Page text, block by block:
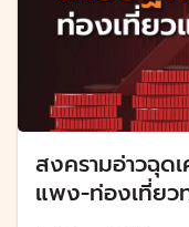
สงครามอ่าวฉุด
แพง-ท่องเที่ยว